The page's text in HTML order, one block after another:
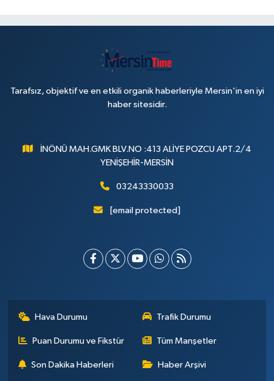
Tarafsız, objektif ve en etkili organik haberleriyle Mersin'in en iyi
haber sitesidir.
İNÖNÜ MAH.GMK BLV.NO :413 ALİYE POZCU APT.2/4
YENİŞEHİR-MERSİN
03243330033
[email protected]
Hava Durumu Trafik Durumu
Puan Durumu ve Fikstür Tüm Manşetler
Son Dakika Haberleri Haber Arşivi